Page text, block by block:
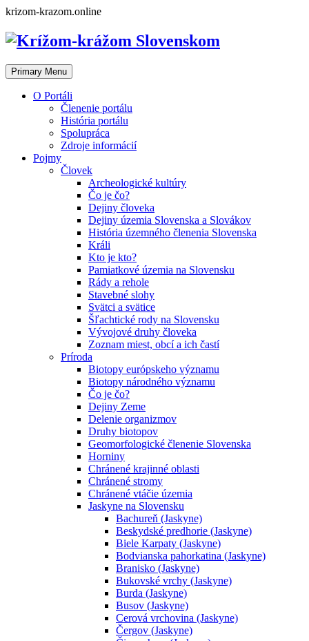
Skip
content
krizom-krazom.online
Primary Menu
O Portáli
Členenie portálu
História portálu
Spolupráca
Zdroje informácií
Pojmy
Človek
Archeologické kultúry
Čo je čo?
Dejiny človeka
Dejiny územia Slovenska a Slovákov
História územného členenia Slovenska
Králi
Kto je kto?
Pamiatkové územia na Slovensku
Rády a rehole
Stavebné slohy
Svätci a svätice
Šľachtické rody na Slovensku
Vývojové druhy človeka
Zoznam miest, obcí a ich častí
Príroda
Biotopy európskeho významu
Biotopy národného významu
Čo je čo?
Dejiny Zeme
Delenie organizmov
Druhy biotopov
Geomorfologické členenie Slovenska
Horniny
Chránené krajinné oblasti
Chránené stromy
Chránené vtáčie územia
Jaskyne na Slovensku
Bachureň (Jaskyne)
Beskydské predhorie (Jaskyne)
Biele Karpaty (Jaskyne)
Bodvianska pahorkatina (Jaskyne)
Branisko (Jaskyne)
Bukovské vrchy (Jaskyne)
Burda (Jaskyne)
Busov (Jaskyne)
Cerová vrchovina (Jaskyne)
Čergov (Jaskyne)